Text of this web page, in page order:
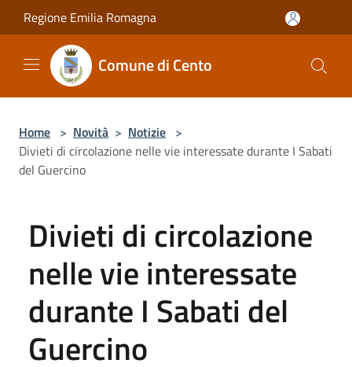
Salta al contenuto principale
Regione Emilia Romagna
Comune di Cento
Home > Novità > Notizie >
Divieti di circolazione nelle vie interessate durante I Sabati
del Guercino
Divieti di circolazione
nelle vie interessate
durante I Sabati del
Guercino